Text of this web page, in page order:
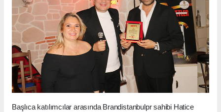
Başlıca katılımcılar arasında Brandistanbulpr sahibi Hatice